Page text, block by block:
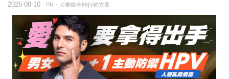
PR・大華銀全能行銷方案
2026-08-10